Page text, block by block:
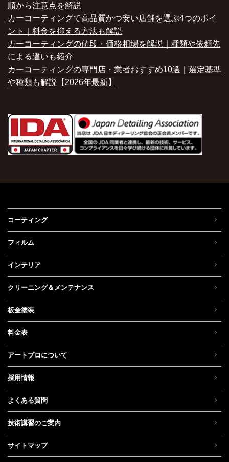
順から注意点を解説
カーコーティングで高品質かつ安い店舗を選ぶ4つのポイ
ント｜料金を抑える方法も解説
カーコーティングの値段・価格相場を解説｜種類や依頼先
による違いも紹介
カーコーティングの専門店・業者おすすめ10選｜選定基準
や種類も解説【2026年最新】
コーティング
フィルム
インテリア
クリーニング＆メンテナンス
板金塗装
料金表
アートプロについて
採用情報
よくある質問
技術講習のご案内
サイトマップ